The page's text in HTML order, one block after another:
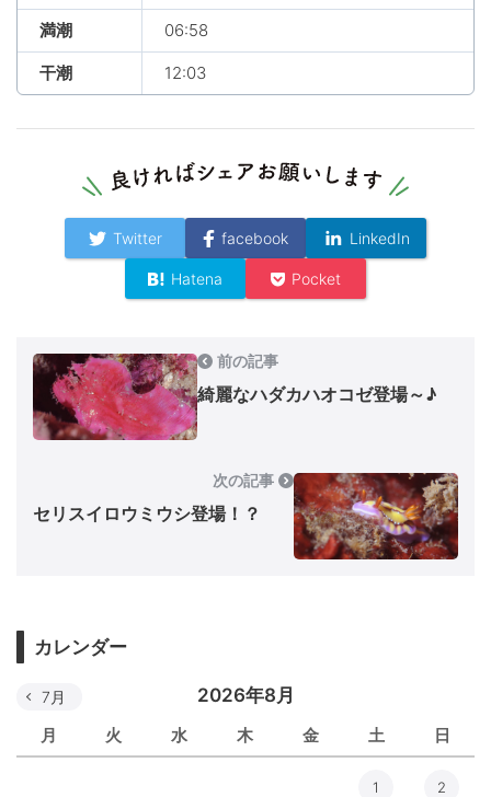
満潮 06:58
干潮 12:03
Twitter facebook LinkedIn
Hatena Pocket
前の記事
綺麗なハダカハオコゼ登場～♪
次の記事
セリスイロウミウシ登場！？
カレンダー
2026年8月
月 火 水 木 金 土 日
7月
1 2